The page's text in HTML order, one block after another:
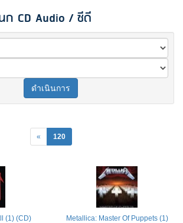
CD Audio / ซีดี
ดำเนินการ
« 120
(1) (CD)
Metallica: Master Of Puppets (1)